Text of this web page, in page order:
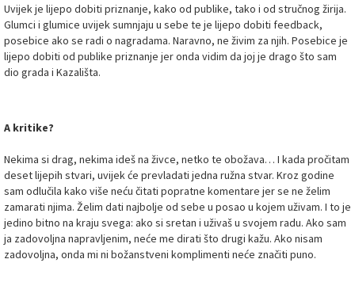
Uvijek je lijepo dobiti priznanje, kako od publike, tako i od stručnog žirija.
Glumci i glumice uvijek sumnjaju u sebe te je lijepo dobiti feedback,
posebice ako se radi o nagradama. Naravno, ne živim za njih. Posebice je
lijepo dobiti od publike priznanje jer onda vidim da joj je drago što sam
dio grada i Kazališta.
A kritike?
Nekima si drag, nekima ideš na živce, netko te obožava… I kada pročitam
deset lijepih stvari, uvijek će prevladati jedna ružna stvar. Kroz godine
sam odlučila kako više neću čitati popratne komentare jer se ne želim
zamarati njima. Želim dati najbolje od sebe u posao u kojem uživam. I to je
jedino bitno na kraju svega: ako si sretan i uživaš u svojem radu. Ako sam
ja zadovoljna napravljenim, neće me dirati što drugi kažu. Ako nisam
zadovoljna, onda mi ni božanstveni komplimenti neće značiti puno.